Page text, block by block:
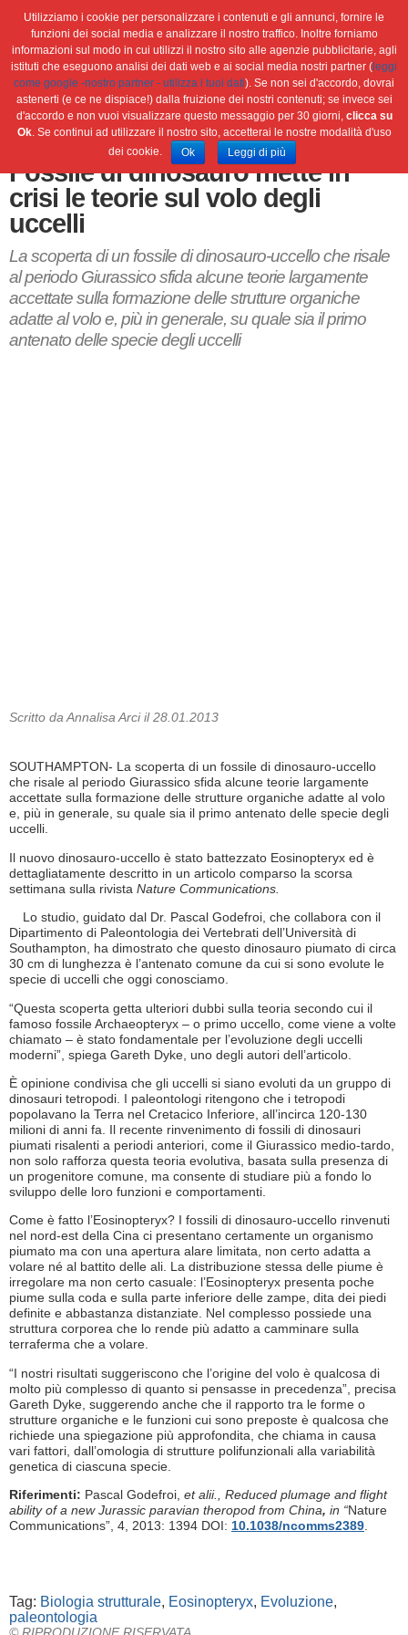
Home Ambiente Attualità
Cultura e società
Green economy
Salute Scienza&tec
Libri
Blog
Viaggi
Fossile di dinosauro mette in
crisi le teorie sul volo degli
uccelli
La scoperta di un fossile di dinosauro-uccello che risale
al periodo Giurassico sfida alcune teorie largamente
accettate sulla formazione delle strutture organiche
adatte al volo e, più in generale, su quale sia il primo
antenato delle specie degli uccelli
Scritto da Annalisa Arci il 28.01.2013
SOUTHAMPTON- La scoperta di un fossile di dinosauro-uccello
che risale al periodo Giurassico sfida alcune teorie largamente
accettate sulla formazione delle strutture organiche adatte al volo
e, più in generale, su quale sia il primo antenato delle specie degli
uccelli.
Il nuovo dinosauro-uccello è stato battezzato Eosinopteryx ed è
dettagliatamente descritto in un articolo comparso la scorsa
settimana sulla rivista Nature Communications.
Lo studio, guidato dal Dr. Pascal Godefroi, che collabora con il
Dipartimento di Paleontologia dei Vertebrati dell’Università di
Southampton, ha dimostrato che questo dinosauro piumato di circa
30 cm di lunghezza è l’antenato comune da cui si sono evolute le
specie di uccelli che oggi conosciamo.
“Questa scoperta getta ulteriori dubbi sulla teoria secondo cui il
famoso fossile Archaeopteryx – o primo uccello, come viene a volte
chiamato – è stato fondamentale per l’evoluzione degli uccelli
moderni”, spiega Gareth Dyke, uno degli autori dell’articolo.
È opinione condivisa che gli uccelli si siano evoluti da un gruppo di
dinosauri tetropodi. I paleontologi ritengono che i tetropodi
popolavano la Terra nel Cretacico Inferiore, all’incirca 120-130
milioni di anni fa. Il recente rinvenimento di fossili di dinosauri
piumati risalenti a periodi anteriori, come il Giurassico medio-tardo,
non solo rafforza questa teoria evolutiva, basata sulla presenza di
un progenitore comune, ma consente di studiare più a fondo lo
sviluppo delle loro funzioni e comportamenti.
Come è fatto l’Eosinopteryx? I fossili di dinosauro-uccello rinvenuti
nel nord-est della Cina ci presentano certamente un organismo
piumato ma con una apertura alare limitata, non certo adatta a
volare né al battito delle ali. La distribuzione stessa delle piume è
irregolare ma non certo casuale: l’Eosinopteryx presenta poche
piume sulla coda e sulla parte inferiore delle zampe, dita dei piedi
definite e abbastanza distanziate. Nel complesso possiede una
struttura corporea che lo rende più adatto a camminare sulla
terraferma che a volare.
“I nostri risultati suggeriscono che l’origine del volo è qualcosa di
molto più complesso di quanto si pensasse in precedenza”, precisa
Gareth Dyke, suggerendo anche che il rapporto tra le forme o
strutture organiche e le funzioni cui sono preposte è qualcosa che
richiede una spiegazione più approfondita, che chiama in causa
vari fattori, dall’omologia di strutture polifunzionali alla variabilità
genetica di ciascuna specie.
Riferimenti: Pascal Godefroi, et alii., Reduced plumage and flight
ability of a new Jurassic paravian theropod from China, in “Nature
Communications”, 4, 2013: 1394 DOI: 10.1038/ncomms2389
Tag: Biologia strutturale, Eosinopteryx, Evoluzione,
paleontologia
Utilizziamo i cookie per personalizzare i contenuti e gli annunci, fornire le
funzioni dei social media e analizzare il nostro traffico. Inoltre forniamo
informazioni sul modo in cui utilizzi il nostro sito alle agenzie pubblicitarie, agli
istituti che eseguono analisi dei dati web e ai social media nostri partner ( leggi
come google -nostro partner - utilizza i tuoi dati). Se non sei d'accordo, dovrai
astenerti (e ce ne dispiace!) dalla fruizione dei nostri contenuti; se invece sei
d'accordo e non vuoi visualizzare questo messaggio per 30 giorni, clicca su
Ok. Se continui ad utilizzare il nostro sito, accetterai le nostre modalità d'uso
dei cookie.
Ok Leggi di più